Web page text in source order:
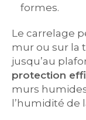
formes.
Le carrelage
mur ou sur la
jusqu’au
protection
murs
l’humidité de